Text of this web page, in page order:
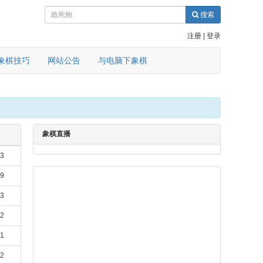
搜索
注册 登录
棋技巧 网站公告 与电脑下象棋
象棋直播